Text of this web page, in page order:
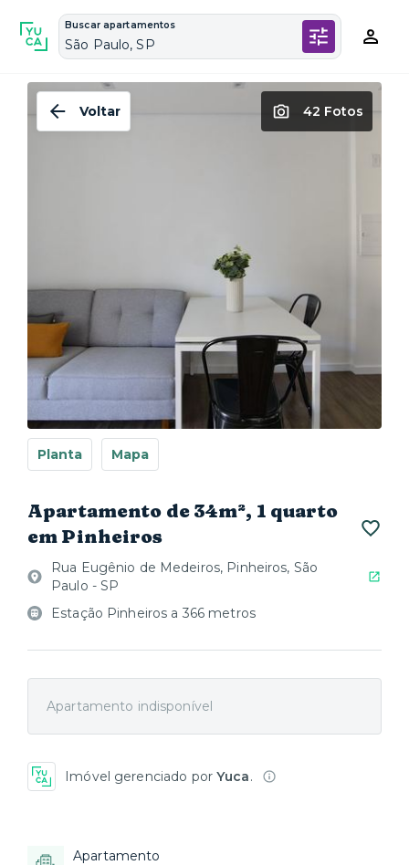
Buscar apartamentos
São Paulo, SP
Voltar 42 Fotos
Planta Mapa
Apartamento de 34m², 1 quarto
em Pinheiros
Rua Eugênio de Medeiros, Pinheiros, São
Paulo - SP
Estação Pinheiros a 366 metros
Apartamento indisponível
Imóvel gerenciado porYuca.
Apartamento